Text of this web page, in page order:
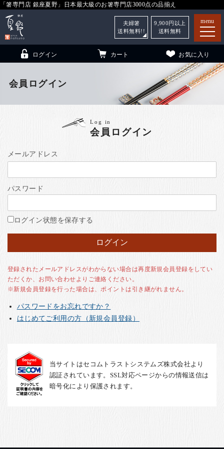
「箸専門店 銀座夏野」日本最大級のお箸専門店3000点の品揃え
menu
（贈答用・自宅用）
銀座夏野・箸長
ご利用ガイド
お客様の声
お知らせ
English
ログイン カート お気に入り
夫婦箸
送料無料!!
9,900 円以上
送料無料
会員ログイン
Log in
会員ログイン
メールアドレス
パスワード
ログイン状態を保存する
登録されたメールアドレスがわからない場合は再度新規会員登録をしてい
ただくか、お問い合わせよりご連絡ください。
※新規会員登録を行った場合は、ポイントは引き継がれません。
パスワードをお忘れですか？
はじめてご利用の方（新規会員登録）
当サイトはセコムトラストシステムズ株式会社より
認証されています。SSL対応ページからの情報送信は
暗号化により保護されます。